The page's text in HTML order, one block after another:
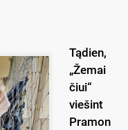
Tądien,
„Žemai
čiui“
viešint
Pramon